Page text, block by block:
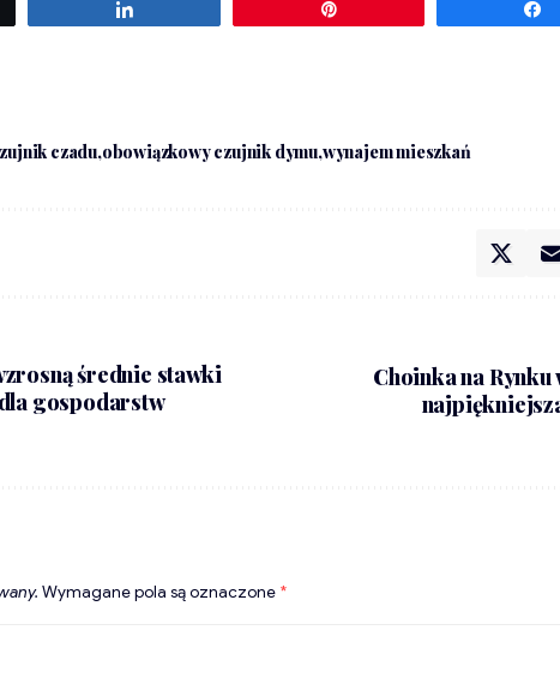
czadu obowiązkowy czujnik dymu wynajem mieszkań
średnie stawki
gospodarstw
Choinka na
Wymagane pola są oznaczone *